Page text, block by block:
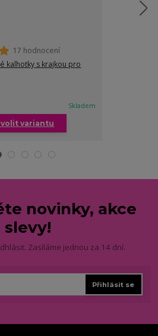
17 hodnocení
kalhotky s krajkou pro
Skladem
variantu
novinky, akce
slevy!
Zasíláme jednou za 14 dní.
Přihlásit se